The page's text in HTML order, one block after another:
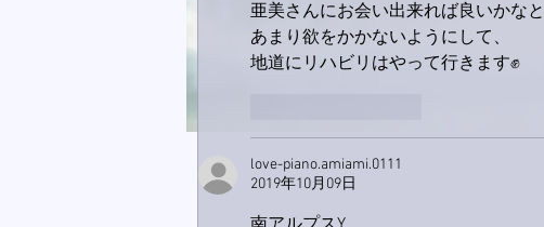
亜美さんにお会い出来れば良いかな
あまり欲をかかないようにして、
地道にリハビリはやって行きます✊
love-piano.amiami.0111
2019年10月09日